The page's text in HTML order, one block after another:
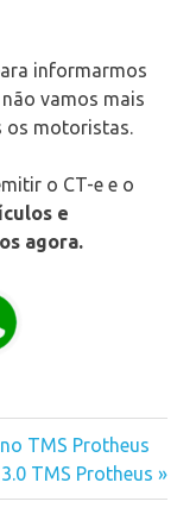
informarmos
vamos mais
os motoristas.
o CT-e e o
e
agora.
TMS Protheus
TMS Protheus